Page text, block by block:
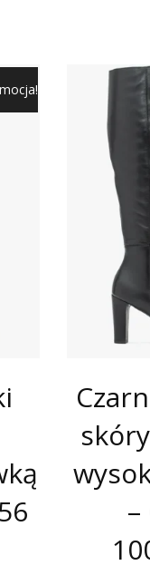
PIERWOTNA
AKTUALNA